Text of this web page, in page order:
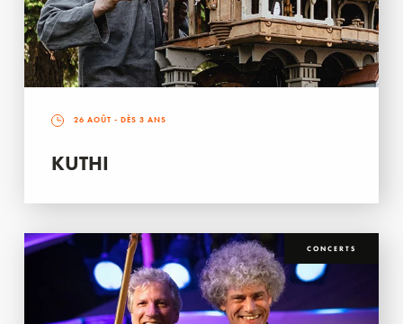
26 AOÛT - DÈS 3 ANS
KUTHI
CONCERTS